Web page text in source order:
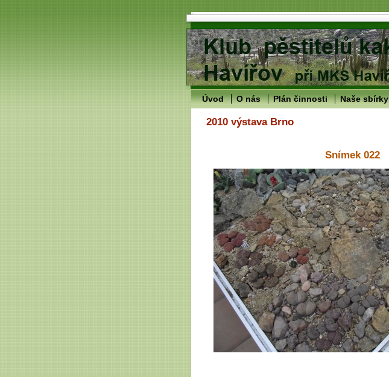
Úvod O nás Plán činnosti Naše sbírky
2010 výstava Brno
Snímek 022